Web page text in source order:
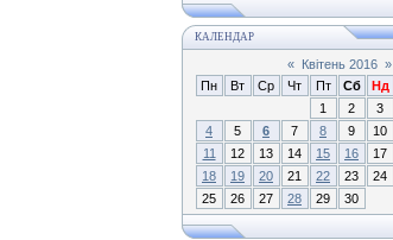
КАЛЕНДАР
« Квітень 2016 »
Пн
Вт Ср Чт Пт Сб
Нд
1
2
3
4
5 6 7 8 9
10
11
12 13 14 15 16
17
18
19 20 21 22 23
24
25
26 27 28 29 30